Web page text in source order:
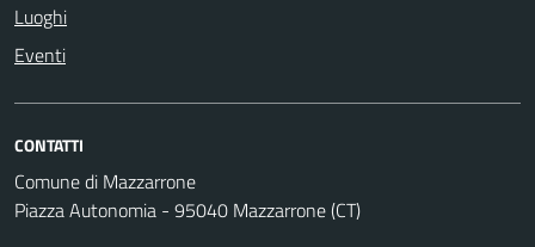
Luoghi
Eventi
CONTATTI
Comune di Mazzarrone
Piazza Autonomia - 95040 Mazzarrone (CT)